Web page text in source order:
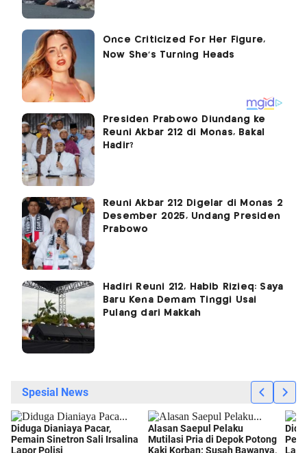
Presiden Prabowo Diundang ke
Reuni Akbar 212 di Monas, Bakal
Hadir?
Reuni Akbar 212 Digelar di Monas 2
Desember 2025, Undang Presiden
Prabowo
Hadiri Reuni 212, Habib Rizieq: Saya
Baru Kena Demam Tinggi Usai
Pulang dari Makkah